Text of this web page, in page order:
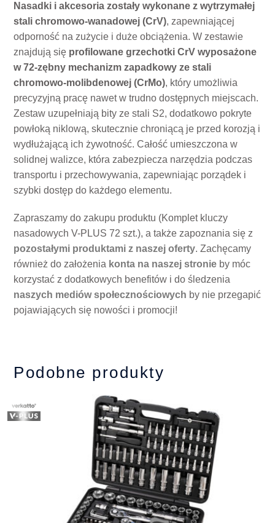
Nasadki i akcesoria zostały wykonane z wytrzymałej
stali chromowo-wanadowej (CrV), zapewniającej
odporność na zużycie i duże obciążenia. W zestawie
znajdują się profilowane grzechotki CrV wyposażone
w 72-zębny mechanizm zapadkowy ze stali
chromowo-molibdenowej (CrMo), który umożliwia
precyzyjną pracę nawet w trudno dostępnych miejscach.
Zestaw uzupełniają bity ze stali S2, dodatkowo pokryte
powłoką niklową, skutecznie chroniącą je przed korozją i
wydłużającą ich żywotność. Całość umieszczona w
solidnej walizce, która zabezpiecza narzędzia podczas
transportu i przechowywania, zapewniając porządek i
szybki dostęp do każdego elementu.
Zapraszamy do zakupu produktu (Komplet kluczy
nasadowych V-PLUS 72 szt.), a także zapoznania się z
pozostałymi produktami z naszej oferty. Zachęcamy
również do założenia konta na naszej stronie by móc
korzystać z dodatkowych benefitów i do śledzenia
naszych mediów społecznościowych by nie przegapić
pojawiających się nowości i promocji!
Podobne produkty